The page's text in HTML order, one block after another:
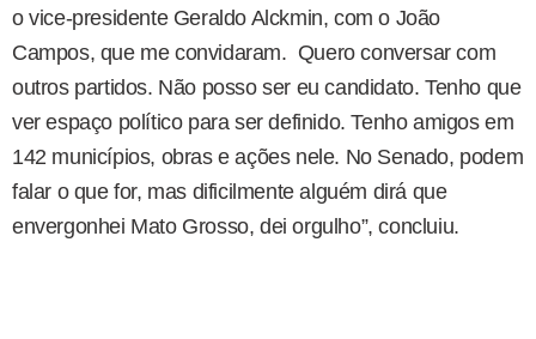
o vice-presidente Geraldo Alckmin, com o João
Campos, que me convidaram. Quero conversar com
outros partidos. Não posso ser eu candidato. Tenho que
ver espaço político para ser definido. Tenho amigos em
142 municípios, obras e ações nele. No Senado, podem
falar o que for, mas dificilmente alguém dirá que
envergonhei Mato Grosso, dei orgulho”, concluiu.